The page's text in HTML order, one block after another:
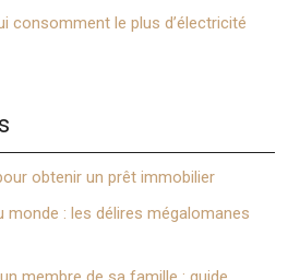
consomment le plus d’électricité
obtenir un prêt immobilier
monde : les délires mégalomanes